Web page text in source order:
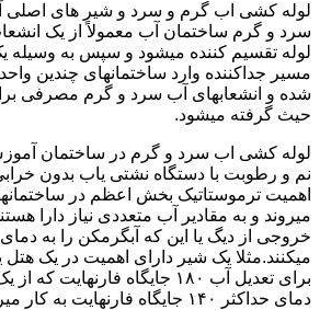
لوله کشی اب گرم و سرد و شیر های اصلی
سرد و گرم ساختمان آب معمولاً از یک
لوله تقسیم کننده میشود و سپس به وسیله
مسیر جداکننده وارد ساختمانهای چندین
شده و انشعابهای آب سرد و گرم مصرفی
حیث گرفته میشود.
لوله کشی اب سرد و گرم در ساختمان
نم و رطوبت با دستگاه نشتی یاب بدون
اهمیت ترموستاتیک بخش اعظم در
میروند و به مقادیر آب متعددی نیاز دارا
خروجی از دیگ یا این که آبگرمکن را به دمای
میکنند.مثلا یک شیر دارای اهمیت در یک
برای تعدیل آب ۱۸۰ جایگاه
دمای حداکثر ۱۴۰ جایگاه فارنهایت به کار میرود.